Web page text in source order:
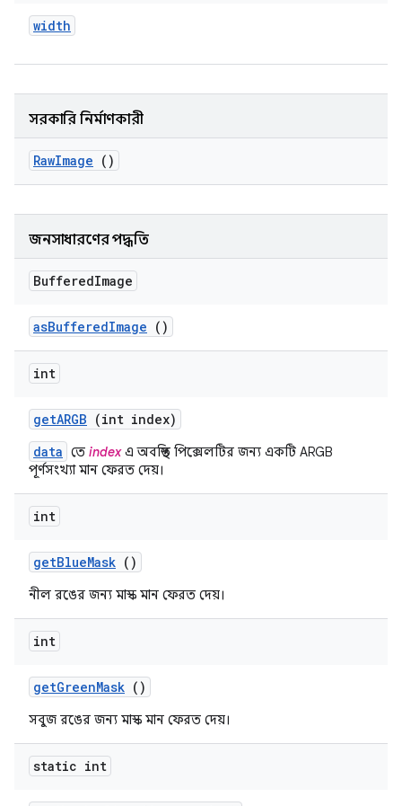
width
সরকারি নির্মাণকারী
RawImage ()
জনসাধারণের পদ্ধতি
BufferedImage
asBufferedImage ()
int
getARGB (int index)
data তে indexএ অবস্থিত পিক্সেলটির জন্য একটি ARGB
পূর্ণসংখ্যা মান ফেরত দেয়।
int
getBlueMask ()
নীল রঙের জন্য মাস্ক মান ফেরত দেয়।
int
getGreenMask ()
সবুজ রঙের জন্য মাস্ক মান ফেরত দেয়।
static int